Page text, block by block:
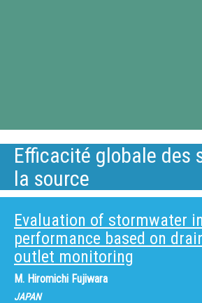
Efficacité globale des
la source
Evaluation of stormwater
performance based on
outlet monitoring
M. Hiromichi Fujiwara
JAPAN